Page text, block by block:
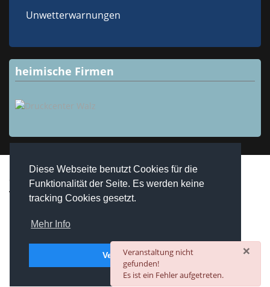
Diese Webseite benutzt Cookies für die
Funktionalität der Seite. Es werden keine
tracking Cookies gesetzt.
Mehr Info
Verstanden ×
danger
Veranstaltung nicht
gefunden!
Es ist ein Fehler aufgetreten.
Unwetterwarnungen
heimische Firmen
Copyright © 2026 Westheim / Unterfranken. Alle Rechte
vorbehalten.
Computerservice Steuerwald